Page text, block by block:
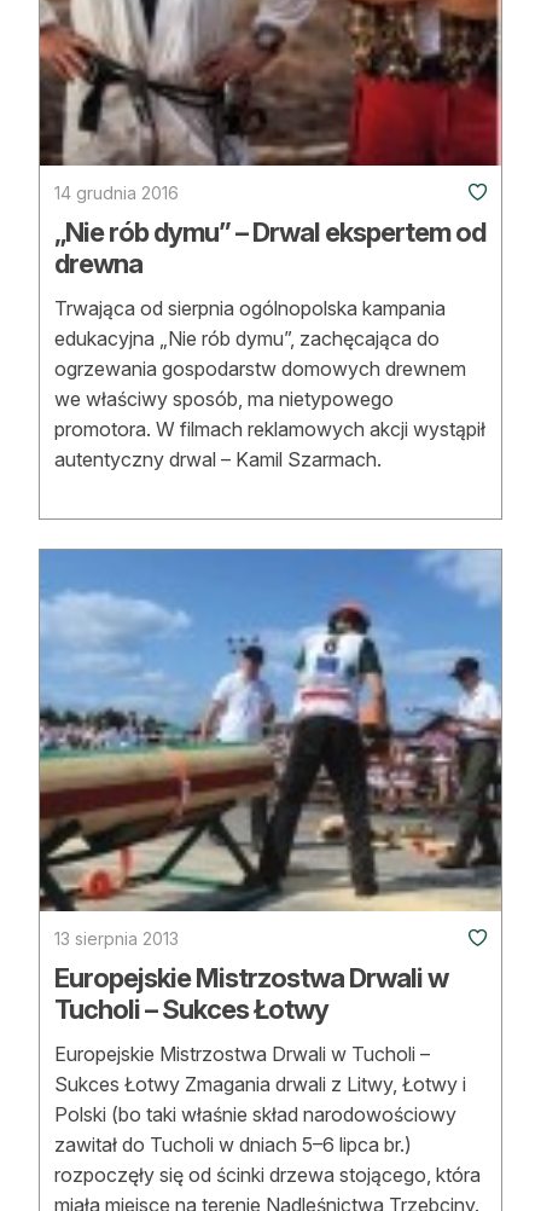
14 grudnia 2016
„Nie rób dymu” – Drwal ekspertem od
drewna
Trwająca od sierpnia ogólnopolska kampania
edukacyjna „Nie rób dymu”, zachęcająca do
ogrzewania gospodarstw domowych drewnem
we właściwy sposób, ma nietypowego
promotora. W filmach reklamowych akcji wystąpił
autentyczny drwal – Kamil Szarmach.
13 sierpnia 2013
Europejskie Mistrzostwa Drwali w
Tucholi – Sukces Łotwy
Europejskie Mistrzostwa Drwali w Tucholi –
Sukces Łotwy Zmagania drwali z Litwy, Łotwy i
Polski (bo taki właśnie skład narodowościowy
zawitał do Tucholi w dniach 5–6 lipca br.)
rozpoczęły się od ścinki drzewa stojącego, która
miała miejsce na terenie Nadleśnictwa Trzebciny.